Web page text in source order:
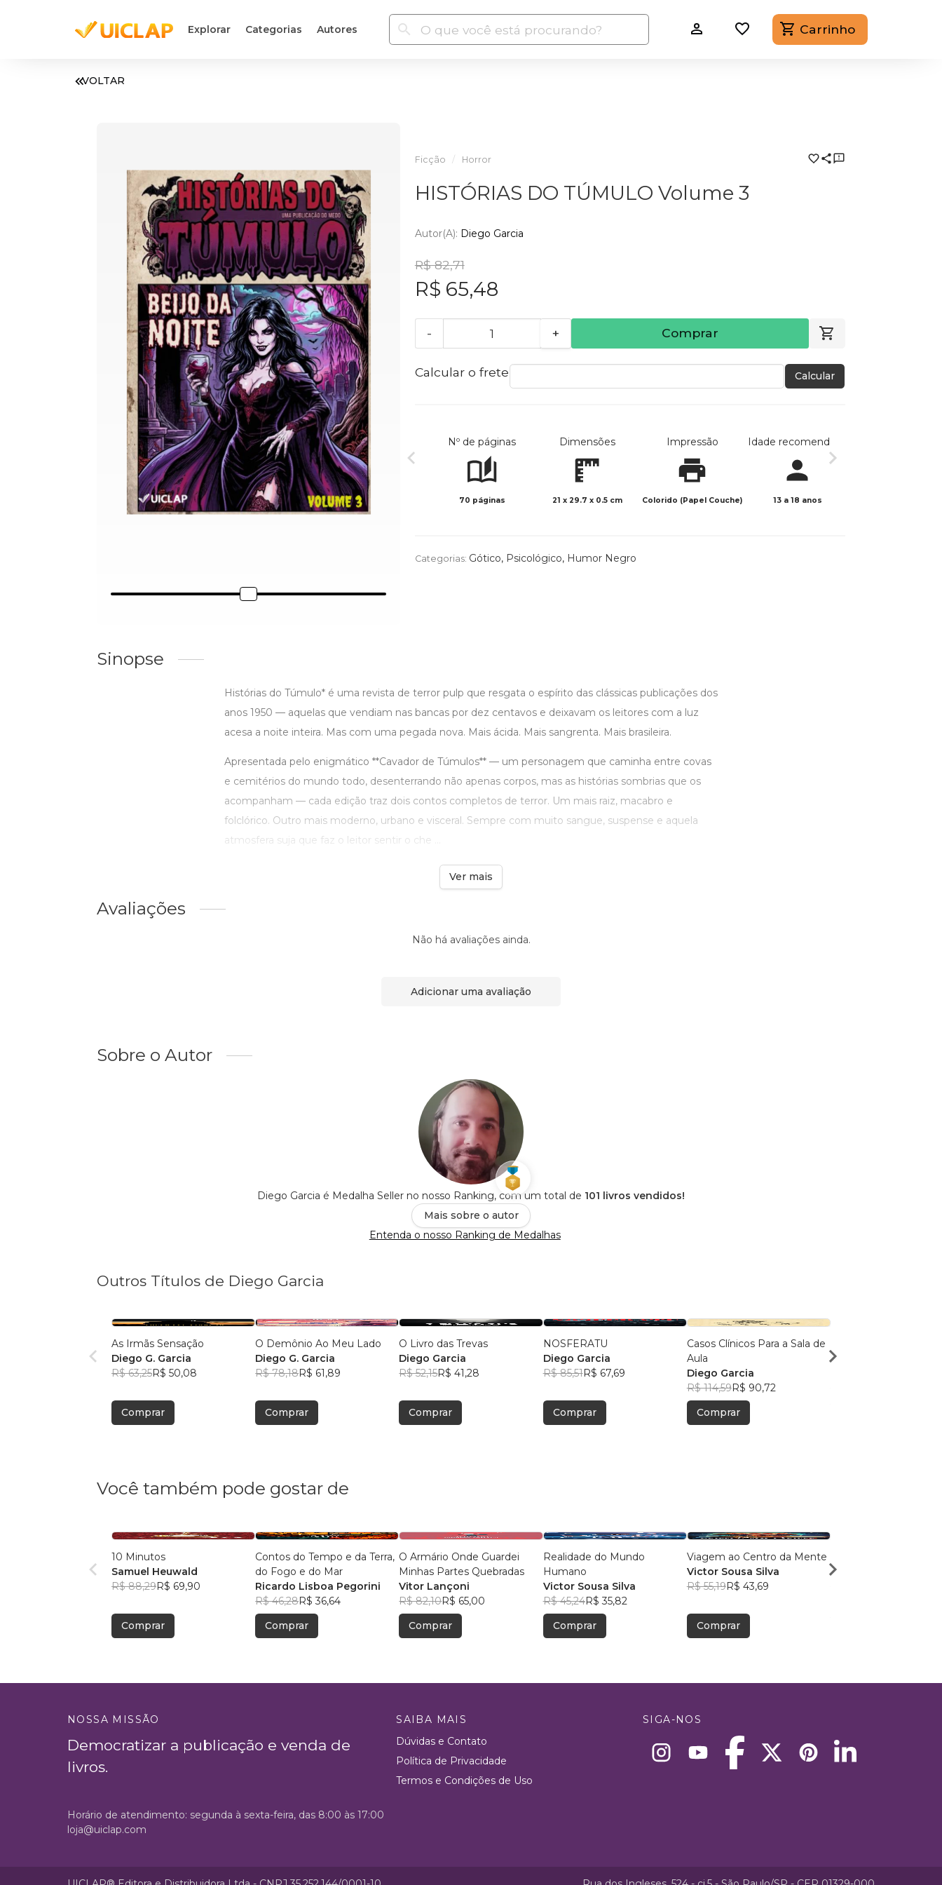
Explorar Categorias Autores Carrinho
VOLTAR
Ficção Horror
HISTÓRIAS DO TÚMULO Volume 3
Autor(a): Diego Garcia
R$ 82,71
R$ 65,48
- + Comprar
Calcular o frete Calcular
Nº de páginas
70 páginas
Dimensões
21 x 29.7 x 0.5 cm
Impressão
Colorido (Papel Couche)
Idade recomendada
13 a 18 anos
Categorias: Gótico, Psicológico, Humor Negro
Sinopse
Histórias do Túmulo* é uma revista de terror pulp que resgata o espírito das clássicas publicações dos
anos 1950 — aquelas que vendiam nas bancas por dez centavos e deixavam os leitores com a luz
acesa a noite inteira. Mas com uma pegada nova. Mais ácida. Mais sangrenta. Mais brasileira.
Apresentada pelo enigmático **Cavador de Túmulos** — um personagem que caminha entre covas
e cemitérios do mundo todo, desenterrando não apenas corpos, mas as histórias sombrias que os
acompanham — cada edição traz dois contos completos de terror. Um mais raiz, macabro e
folclórico. Outro mais moderno, urbano e visceral. Sempre com muito sangue, suspense e aquela
atmosfera suja que faz o leitor sentir o che ...
Ver mais
Avaliações
Não há avaliações ainda.
Adicionar uma avaliação
Sobre o Autor
Diego Garcia é Medalha Seller no nosso Ranking, com um total de 101 livros vendidos!
Mais sobre o autor
Entenda o nosso Ranking de Medalhas
Outros Títulos de Diego Garcia
As Irmãs Sensação
Diego G. Garcia
R$ 63,25R$ 50,08
Comprar
O Demônio Ao Meu Lado
Diego G. Garcia
R$ 78,18R$ 61,89
Comprar
O Livro das Trevas
Diego Garcia
R$ 52,15R$ 41,28
Comprar
NOSFERATU
Diego Garcia
R$ 85,51R$ 67,69
Comprar
Casos Clínicos Para a Sala de
Aula
Diego Garcia
R$ 114,59R$ 90,72
Comprar
Benedetto Vittório
Você também pode gostar de
10 Minutos
Samuel Heuwald
R$ 88,29R$ 69,90
Comprar
Contos do Tempo e da Terra,
do Fogo e do Mar
Ricardo Lisboa Pegorini
R$ 46,28R$ 36,64
Comprar
O Armário Onde Guardei
Minhas Partes Quebradas
Vitor Lançoni
R$ 82,10R$ 65,00
Comprar
Realidade do Mundo
Humano
Victor Sousa Silva
R$ 45,24R$ 35,82
Comprar
Viagem ao Centro da Mente
Victor Sousa Silva
R$ 55,19R$ 43,69
Comprar
Rodri Lincoln
NOSSA MISSÃO
Democratizar a publicação e venda de
livros.
SAIBA MAIS
Dúvidas e Contato
Política de Privacidade
Termos e Condições de Uso
SIGA-NOS
Horário de atendimento: segunda à sexta-feira, das 8:00 às 17:00
loja@uiclap.com